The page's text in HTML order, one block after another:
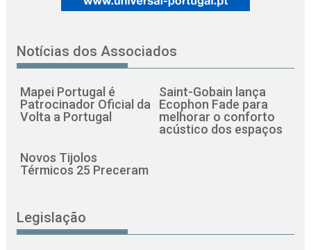
Notícias dos Associados
Mapei Portugal é
Patrocinador Oficial da
Volta a Portugal
Saint-Gobain lança
Ecophon Fade para
melhorar o conforto
acústico dos espaços
Novos Tijolos
Térmicos 25 Preceram
Legislação